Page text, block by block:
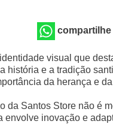
visual que
história e a tradição
da herança e
da Santos Store não é
envolve inovação e